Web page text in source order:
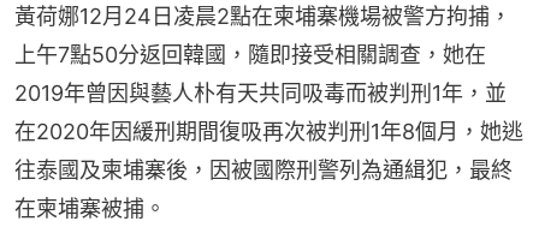
黃荷娜12月24日凌晨2點在柬埔寨機場被警方拘捕，
上午7點50分返回韓國，隨即接受相關調查，她在
2019年曾因與藝人朴有天共同吸毒而被判刑1年，並
在2020年因緩刑期間復吸再次被判刑1年8個月，她逃
往泰國及柬埔寨後，因被國際刑警列為通緝犯，最終
在柬埔寨被捕。